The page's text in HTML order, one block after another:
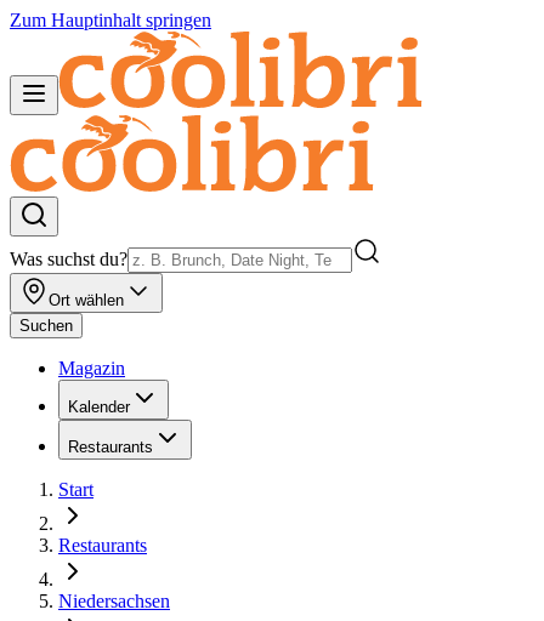
Zum Hauptinhalt springen
Was suchst du?
Ort wählen
Suchen
Magazin
Kalender
Restaurants
Start
Restaurants
Niedersachsen